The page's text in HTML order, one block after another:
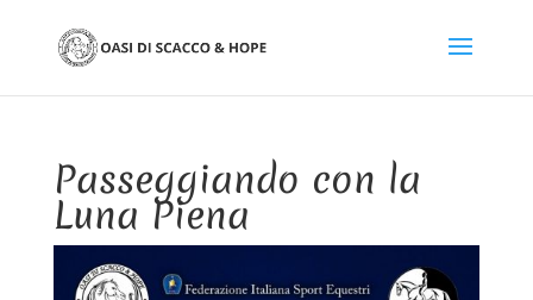
Passeggiando con la
Luna Piena